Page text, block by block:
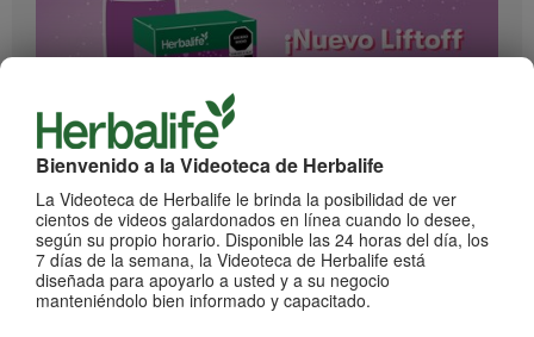
Bienvenido a la Videoteca de Herbalife
La Videoteca de Herbalife le brinda la posibilidad de ver
cientos de videos galardonados en línea cuando lo desee,
según su propio horario. Disponible las 24 horas del día, los
7 días de la semana, la Videoteca de Herbalife está
diseñada para apoyarlo a usted y a su negocio
manteniéndolo bien informado y capacitado.
¡Impulsa cada momento! Nuevo Liftoff sabor Moras
Conoce el nuevo sabor mora de esta bebida efervescente que le dará impulso a
cada momento